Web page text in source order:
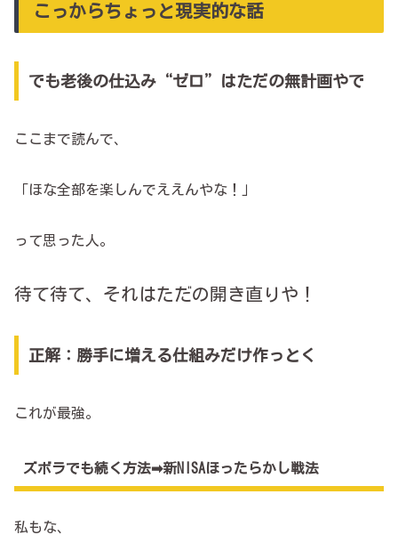
こっからちょっと現実的な話
でも老後の仕込み“ゼロ”はただの無計画やで
ここまで読んで、
「ほな全部を楽しんでええんやな！」
って思った人。
待て待て、それはただの開き直りや！
正解：勝手に増える仕組みだけ作っとく
これが最強。
ズボラでも続く方法➡新NISAほったらかし戦法
私もな、